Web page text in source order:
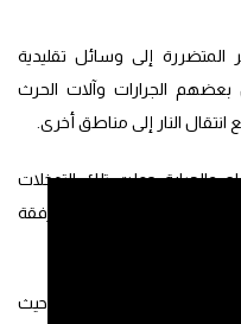
المتضررة إلى وسائل تقليدية
الجرارات وآلات الحرث
النار إلى مناطق أخرى.
والحرارة جعلت تلك التدخلات
إلى مغادرة محيط النيران رفقة
الإقليمية حالة استنفار، حيث